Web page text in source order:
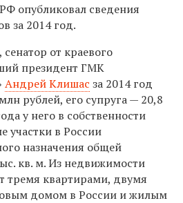
опубликовал сведения
за 2014 год.
сенатор от краевого
президент ГМК
Андрей Клишас за 2014 год
рублей, его супруга — 20,8
у него в собственности
участки в России
назначения общей
кв. м. Из недвижимости
тремя квартирами, двумя
домом в России и жилым